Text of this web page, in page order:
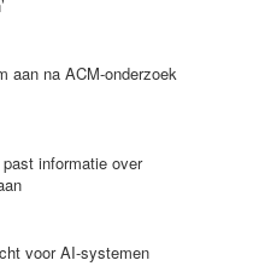
aan na ACM-onderzoek
informatie over
voor AI-systemen